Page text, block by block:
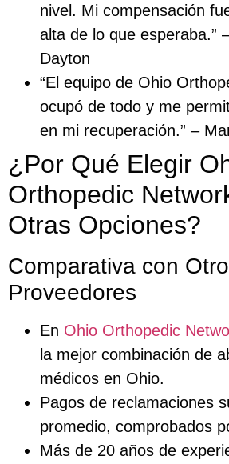
nivel. Mi compensación
alta de lo que esperaba.”
Dayton
“El equipo de Ohio
ocupó de todo y me
en mi recuperación.” –
¿Por Qué Elegir
Orthopedic
Otras Opciones?
Comparativa con
Proveedores
En Ohio Orthopedic
la mejor combinación de
médicos en Ohio.
Pagos de reclamaciones
promedio, comprobados
Más de 20 años de